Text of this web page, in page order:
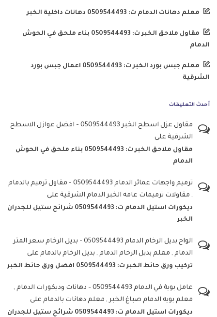
معلم دهانات الدمام ت: 0509544493 دهانات داخلية الخبر
مقاول ملاحق الخبر ت: 0509544493 بناء ملحق في الحوش
الدمام
معلم جبس بورد الخبر ت: 0509544493 اعمال جبس بورد
الشرقية
أحدث التعليقات
مقاول عزل اسطح الخبر 0509544493 - افضل عوازل الاسطح
الشرقية على
مقاول ملاحق الخبر ت: 0509544493 بناء ملحق في الحوش
الدمام
ترميم واجهات عمائر الدمام 0509544493 - مقاول ترميم بالدمام
, مقاولات ترميمات عامه الخبر الدمام الشرقية على
ديكورات استيل الدمام ت: 0509544493 شرائح ستيل للجدران
الخبر
الواح بديل الرخام الدمام 0509544493 - بديل الرخام سعر المتر
الدمام , معلم بديل الرخام الدمام , بديل الرخام بالدمام على
تركيب ورق حائط الخبر ت: 0509544493 افضل ورق حائط الخبر
عامل بوية في الدمام 0509544493 - دهانات وديكورات الدمام ,
معلم بويه الدمام صباغ الخبر , معلم دهانات بالدمام على
ديكورات استيل الدمام ت: 0509544493 شرائح ستيل للجدران